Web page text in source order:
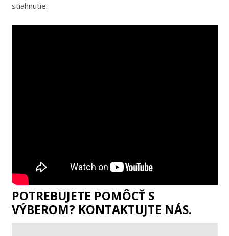
stiahnutie.
POTREBUJETE POMÔCŤ S
VÝBEROM? KONTAKTUJTE NÁS.